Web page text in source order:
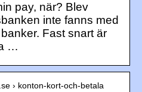
pay, när? Blev
inte fanns med
Fast snart är
…
› konton-kort-och-betala